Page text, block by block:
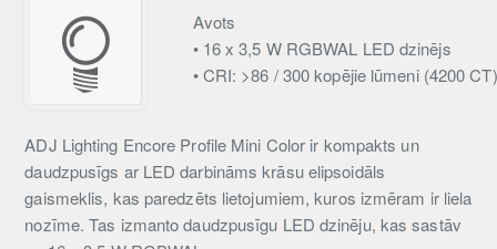
Avots
• 16 x 3,5 W RGBWAL LED dzinējs
• CRI: >86 / 300 kopējie lūmeni (4200 CT)
ADJ Lighting Encore Profile Mini Color ir kompakts un
daudzpusīgs ar LED darbināms krāsu elipsoidāls
gaismeklis, kas paredzēts lietojumiem, kuros izmēram ir liela
nozīme. Tas izmanto daudzpusīgu LED dzinēju, kas sastāv